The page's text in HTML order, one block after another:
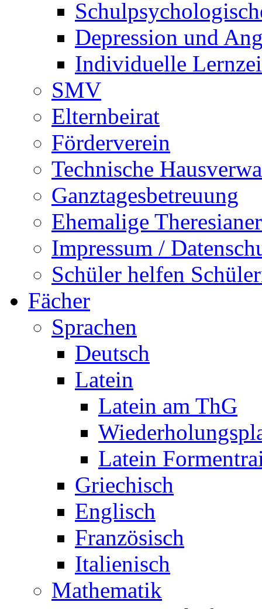
Depression und
Individuelle
SMV
Elternbeirat
Förderverein
Technische
Ganztagesbetreuung
Ehemalige Theresianer
Impressum /
Schüler helfen
Fächer
Sprachen
Deutsch
Latein
Latein am ThG
Latein
Griechisch
Englisch
Französisch
Italienisch
Mathematik